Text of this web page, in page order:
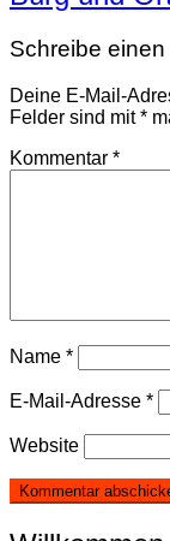
Schreibe
Deine E-Mail-
Felder sind mit*
Kommentar *
Name *
E-Mail-Adresse *
Website